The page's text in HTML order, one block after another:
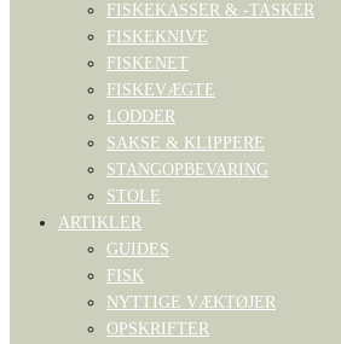
FISKEKASSER & -TASKER
FISKEKNIVE
FISKENET
FISKEVÆGTE
LODDER
SAKSE & KLIPPERE
STANGOPBEVARING
STOLE
ARTIKLER
GUIDES
FISK
NYTTIGE VÆKTØJER
OPSKRIFTER